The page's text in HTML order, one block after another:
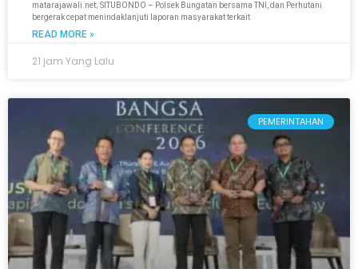
matarajawali.net; SITUBONDO – Polsek Bungatan bersama TNI, dan Perhutani
bergerak cepat menindaklanjuti laporan masyarakat terkait
READ MORE »
21 jam Yang Lalu
PEMERINTAHAN